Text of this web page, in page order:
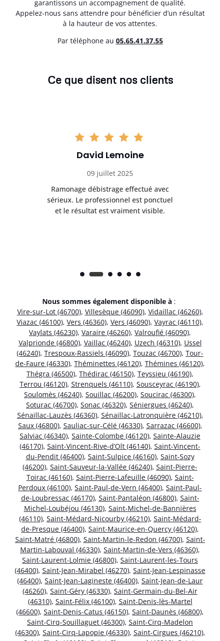
garantissons un accompagnement de qualité.
Appelez-nous sans attendre pour bénéficier d’un résultat
à la hauteur de vos attentes.
Par téléphone au 05.65.41.37.55
Ce que disent nos clients
David Lemoine
09 juillet 2025
Ramonage débistrage effectué avec
sérieux. Le professionnel est ponctuel
et le résultat est vraiment visible.
Nous sommes également disponible à :
Vire-sur-Lot (46700), Villesèque (46090), Vidaillac (46260),
Viazac (46100), Vers (46360), Vers (46090), Vayrac (46110),
Vaylats (46230), Varaire (46260), Valroufié (46090),
Valprionde (46800), Vaillac (46240), Uzech (46310), Ussel
(46240), Trespoux-Rassiels (46090), Touzac (46700), Tour-
de-Faure (46330), Théminettes (46120), Thémines (46120),
Thégra (46500), Thédirac (46150), Teyssieu (46190),
Terrou (46120), Strenquels (46110), Sousceyrac (46190),
Soulomès (46240), Souillac (46200), Soucirac (46300),
Soturac (46700), Sonac (46320), Séniergues (46240),
Sénaillac-Lauzès (46360), Sénaillac-Latronquière (46210),
Saux (46800), Sauliac-sur-Célé (46330), Sarrazac (46600),
Salviac (46340), Sainte-Colombe (46120), Sainte-Alauzie
(46170), Saint-Vincent-Rive-d’Olt (46140), Saint-Vincent-
du-Pendit (46400), Saint-Sulpice (46160), Saint-Sozy
(46200), Saint-Sauveur-la-Vallée (46240), Saint-Pierre-
Toirac (46160), Saint-Pierre-Lafeuille (46090), Saint-
Perdoux (46100), Saint-Paul-de-Vern (46400), Saint-Paul-
de-Loubressac (46170), Saint-Pantaléon (46800), Saint-
Michel-Loubéjou (46130), Saint-Michel-de-Bannières
(46110), Saint-Médard-Nicourby (46210), Saint-Médard-
de-Presque (46400), Saint-Maurice-en-Quercy (46120),
Saint-Matré (46800), Saint-Martin-le-Redon (46700), Saint-
Martin-Labouval (46330), Saint-Martin-de-Vers (46360),
Saint-Laurent-Lolmie (46800), Saint-Laurent-les-Tours
(46400), Saint-Jean-Mirabel (46270), Saint-Jean-Lespinasse
(46400), Saint-Jean-Lagineste (46400), Saint-Jean-de-Laur
(46260), Saint-Géry (46330), Saint-Germain-du-Bel-Air
(46310), Saint-Félix (46100), Saint-Denis-lès-Martel
(46600), Saint-Denis-Catus (46150), Saint-Daunès (46800),
Saint-Cirq-Souillaguet (46300), Saint-Cirq-Madelon
(46300), Saint-Cirq-Lapopie (46330), Saint-Cirgues (46210),